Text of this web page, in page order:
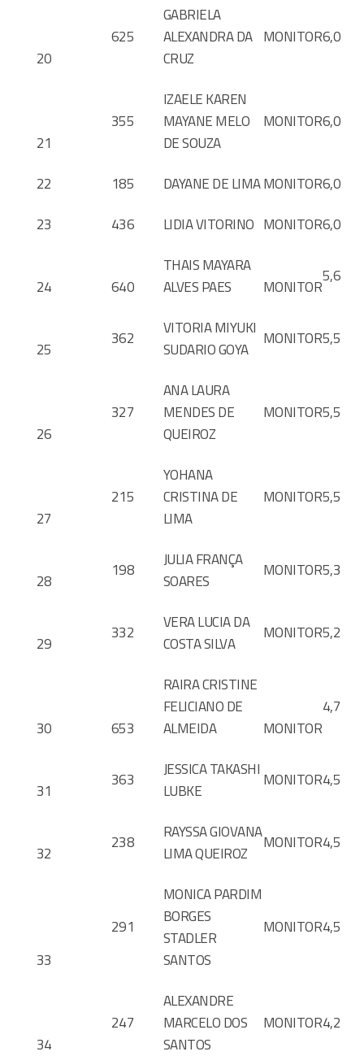
20
625
GABRIELA
ALEXANDRA DA
CRUZ
MONITOR6,0
21
355
IZAELE KAREN
MAYANE MELO
DE SOUZA
MONITOR6,0
22 185 DAYANE DE LIMAMONITOR6,0
23
436 LIDIA VITORINO MONITOR6,0
24 640
THAIS MAYARA
ALVES PAES
MONITOR
5,6
25
362
VITORIA MIYUKI
SUDARIO GOYA
MONITOR5,5
26
327
ANA LAURA
MENDES DE
QUEIROZ
MONITOR5,5
27
215
YOHANA
CRISTINA DE
LIMA
MONITOR5,5
28
198
JULIA FRANÇA
SOARES
MONITOR5,3
29
332
VERA LUCIA DA
COSTA SILVA
MONITOR5,2
30 653
RAIRA CRISTINE
FELICIANO DE
ALMEIDA
MONITOR
4,7
31
363
JESSICA TAKASHI
LUBKE
MONITOR4,5
32
238
RAYSSA GIOVANA
LIMA QUEIROZ
MONITOR4,5
33
291
MONICA PARDIM
BORGES
STADLER
SANTOS
MONITOR4,5
34
247
ALEXANDRE
MARCELO DOS
SANTOS
MONITOR4,2